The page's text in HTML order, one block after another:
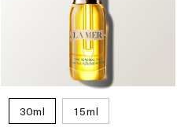
30ml 15ml